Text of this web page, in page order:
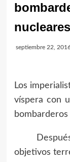
septiembre 22,
Los
víspera con
Después
objetivos